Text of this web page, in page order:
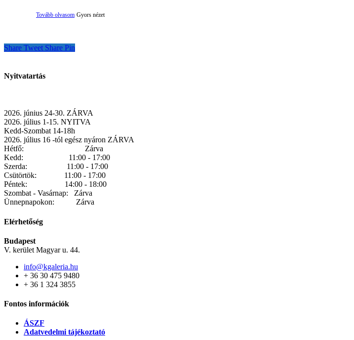
Tovább olvasom Gyors nézet
Share Tweet Share Pin
Nyitvatartás
2026. június 24-30. ZÁRVA
2026. július 1-15. NYITVA
Kedd-Szombat 14-18h
2026. július 16 -tól egész nyáron ZÁRVA
Hétfő: Zárva
Kedd: 11:00 - 17:00
Szerda: 11:00 - 17:00
Csütörtök: 11:00 - 17:00
Péntek: 14:00 - 18:00
Szombat - Vasárnap: Zárva
Ünnepnapokon: Zárva
Elérhetőség
Budapest
V. kerület Magyar u. 44.
info@kgaleria.hu
+ 36 30 475 9480
+ 36 1 324 3855
Fontos információk
ÁSZF
Adatvedelmi tájékoztató